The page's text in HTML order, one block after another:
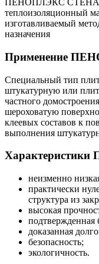
ПЕНОПЛЭКС СТЕНА
теплоизоляционный
изготавливаемый
назначения
Применение
Специальный тип
штукатурную или
частного
шероховатую
клеевых составов к
выполнения
неизменно
практически
структура из
высокая
подтвержденная
доказанная
безопасность;
экологичность.